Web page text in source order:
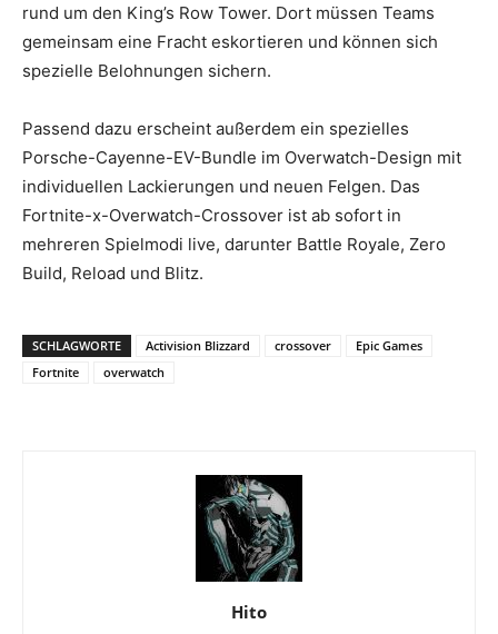
rund um den King’s Row Tower. Dort müssen Teams
gemeinsam eine Fracht eskortieren und können sich
spezielle Belohnungen sichern.
Passend dazu erscheint außerdem ein spezielles
Porsche-Cayenne-EV-Bundle im Overwatch-Design mit
individuellen Lackierungen und neuen Felgen. Das
Fortnite-x-Overwatch-Crossover ist ab sofort in
mehreren Spielmodi live, darunter Battle Royale, Zero
Build, Reload und Blitz.
SCHLAGWORTE Activision Blizzard crossover
Epic Games
Fortnite
overwatch
Hito